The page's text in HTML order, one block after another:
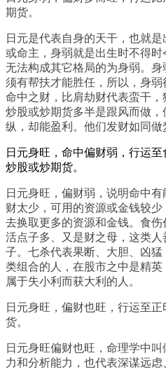
期货。
日元是代表自身的天干，也就
或命主，身弱就是出生时不得
无法构成其它格局的为身弱。
须有帮扶才能胜任，所以，身
命中之财，比肩劫财代表蛮干
炒股或炒期货多半是跟风而做
纵，却能盈利。他们发财如同做
日元身旺，命中偏财弱，行运
炒股或炒期货。
日元身旺，偏财弱，说明命中
财太少，可用的资源或金钱较
去换取更多的资源和金钱。食
活点子多、又是财之母，这类
子。七杀代表果断、大胆、凶
类组合的人，在股市之中是精英
属于失小利而获大利的人。
日元身旺，偏财也旺，行运至
货。
日元身旺偏财也旺，命理学中
力和分析能力，也代表深谋远